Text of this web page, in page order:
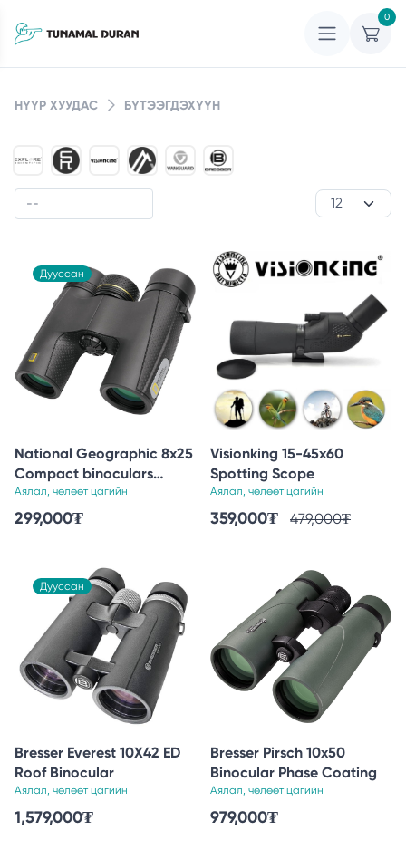
0
НҮҮР ХУУДАС БҮТЭЭГДЭХҮҮН
Дууссан
National Geographic 8x25
Compact binoculars
Waterproof
Аялал, чөлөөт цагийн
299,000₮
Visionking 15-45x60
Spotting Scope
Аялал, чөлөөт цагийн
359,000₮ 479,000₮
Дууссан
Bresser Everest 10X42 ED
Roof Binocular
Аялал, чөлөөт цагийн
1,579,000₮
Bresser Pirsch 10x50
Binocular Phase Coating
Аялал, чөлөөт цагийн
979,000₮